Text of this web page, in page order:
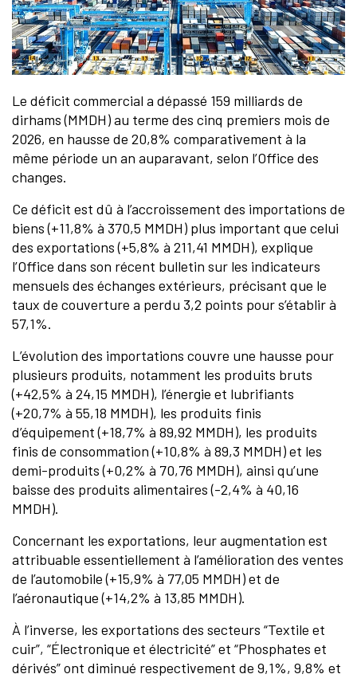
Le déficit commercial a dépassé 159 milliards de
dirhams (MMDH) au terme des cinq premiers mois de
2026, en hausse de 20,8% comparativement à la
même période un an auparavant, selon l’Office des
changes.
Ce déficit est dû à l’accroissement des importations de
biens (+11,8% à 370,5 MMDH) plus important que celui
des exportations (+5,8% à 211,41 MMDH), explique
l’Office dans son récent bulletin sur les indicateurs
mensuels des échanges extérieurs, précisant que le
taux de couverture a perdu 3,2 points pour s’établir à
57,1%.
L’évolution des importations couvre une hausse pour
plusieurs produits, notamment les produits bruts
(+42,5% à 24,15 MMDH), l’énergie et lubrifiants
(+20,7% à 55,18 MMDH), les produits finis
d’équipement (+18,7% à 89,92 MMDH), les produits
finis de consommation (+10,8% à 89,3 MMDH) et les
demi-produits (+0,2% à 70,76 MMDH), ainsi qu’une
baisse des produits alimentaires (-2,4% à 40,16
MMDH).
Concernant les exportations, leur augmentation est
attribuable essentiellement à l’amélioration des ventes
de l’automobile (+15,9% à 77,05 MMDH) et de
l’aéronautique (+14,2% à 13,85 MMDH).
À l’inverse, les exportations des secteurs “Textile et
cuir”, “Électronique et électricité” et “Phosphates et
dérivés” ont diminué respectivement de 9,1%, 9,8% et